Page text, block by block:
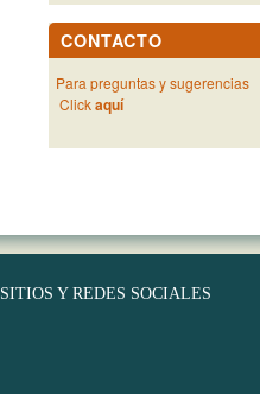
CONTACTO
Para preguntas y sugerencias
Clickaquí
SITIOS Y REDES SOCIALES